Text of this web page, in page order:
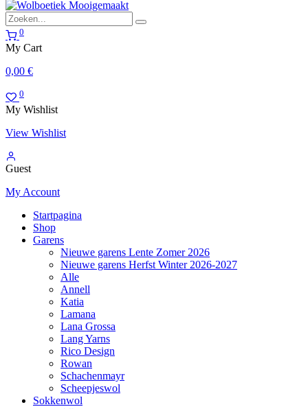
0
My Cart
0,00 €
0
My Wishlist
View Wishlist
Guest
My Account
Startpagina
Shop
Garens
Nieuwe garens Lente Zomer 2026
Nieuwe garens Herfst Winter 2026-2027
Alle
Annell
Katia
Lamana
Lana Grossa
Lang Yarns
Rico Design
Rowan
Schachenmayr
Scheepjeswol
Sokkenwol